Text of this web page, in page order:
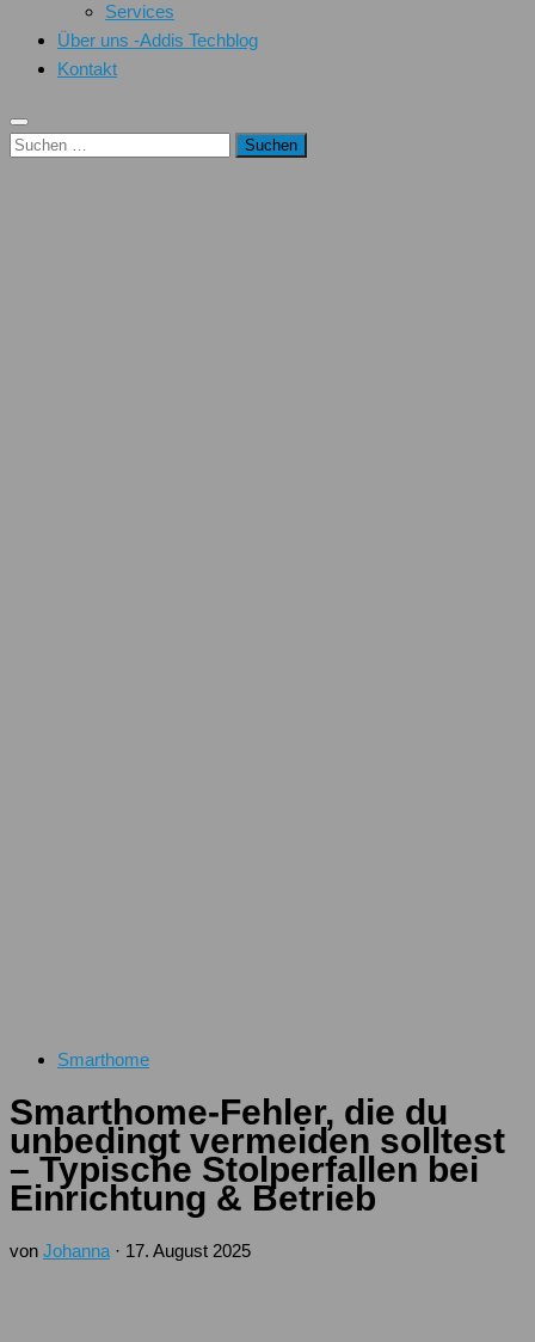
Services
Über uns -Addis Techblog
Kontakt
Suchen
Smarthome
Smarthome-Fehler, die du
unbedingt vermeiden solltest
– Typische Stolperfallen bei
Einrichtung & Betrieb
von Johanna · 17. August 2025